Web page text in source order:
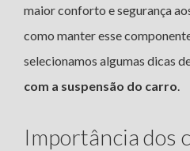
maior conforto e segurança
como manter esse
selecionamos algumas dicas
com a suspensão do carro.
Importância dos